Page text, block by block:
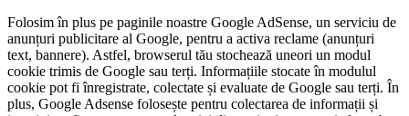
Folosim în plus pe paginile noastre Google AdSense, un serviciu de
anunțuri publicitare al Google, pentru a activa reclame (anunțuri
text, bannere). Astfel, browserul tău stochează uneori un modul
cookie trimis de Google sau terți. Informațiile stocate în modulul
cookie pot fi înregistrate, colectate și evaluate de Google sau terți. În
plus, Google Adsense folosește pentru colectarea de informații și